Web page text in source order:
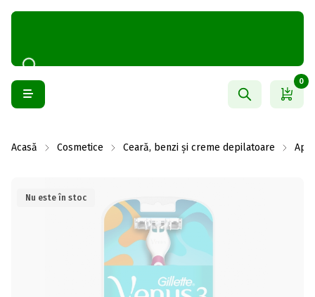
0
Acasă Cosmetice Ceară, benzi și creme depilatoare
Nu este în stoc